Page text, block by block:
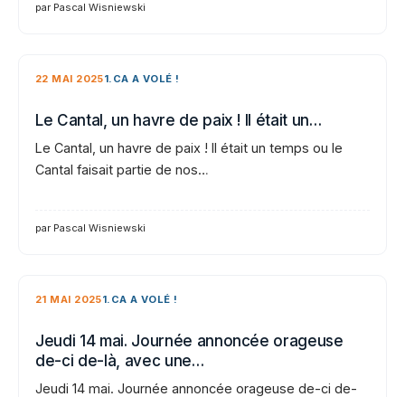
par Pascal Wisniewski
22 MAI 20251.CA A VOLÉ !
Le Cantal, un havre de paix ! Il était un…
Le Cantal, un havre de paix ! Il était un temps ou le
Cantal faisait partie de nos…
par Pascal Wisniewski
21 MAI 20251.CA A VOLÉ !
Jeudi 14 mai. Journée annoncée orageuse
de-ci de-là, avec une…
Jeudi 14 mai. Journée annoncée orageuse de-ci de-